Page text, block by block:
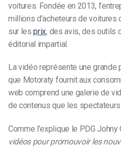
voitures. Fondée en 2013,
millions d’acheteurs de
sur lesprix, des avis, des outils
éditorial impartial.
La vidéo représente une grande
que Motoraty fournit aux
web comprend une galerie de
de contenus que les
Comme l’explique le PDG Johny
vidéos pour promouvoir les